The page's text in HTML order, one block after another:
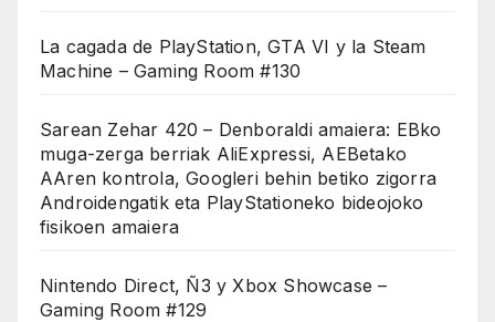
La cagada de PlayStation, GTA VI y la Steam
Machine – Gaming Room #130
Sarean Zehar 420 – Denboraldi amaiera: EBko
muga-zerga berriak AliExpressi, AEBetako
AAren kontrola, Googleri behin betiko zigorra
Androidengatik eta PlayStationeko bideojoko
fisikoen amaiera
Nintendo Direct, Ñ3 y Xbox Showcase –
Gaming Room #129